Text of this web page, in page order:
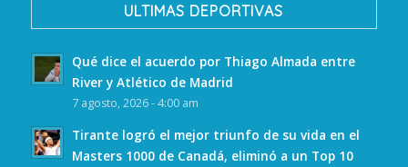
ULTIMAS DEPORTIVAS
Qué dice el acuerdo por Thiago Almada entre
River y Atlético de Madrid
7 agosto, 2026 - 4:00 am
Tirante logró el mejor triunfo de su vida en el
Masters 1000 de Canadá, eliminó a un Top 10